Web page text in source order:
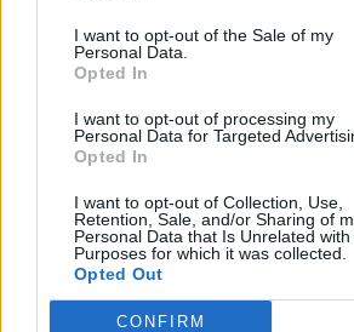
I want to opt-out of the Sale of my
Personal Data.
Opted In
I want to opt-out of processing my
Personal Data for Targeted
Opted In
I want to opt-out of Collection, Use,
Retention, Sale, and/or Sharing of
Personal Data that Is Unrelated
Purposes for which it was collected.
Opted Out
CONFIRM